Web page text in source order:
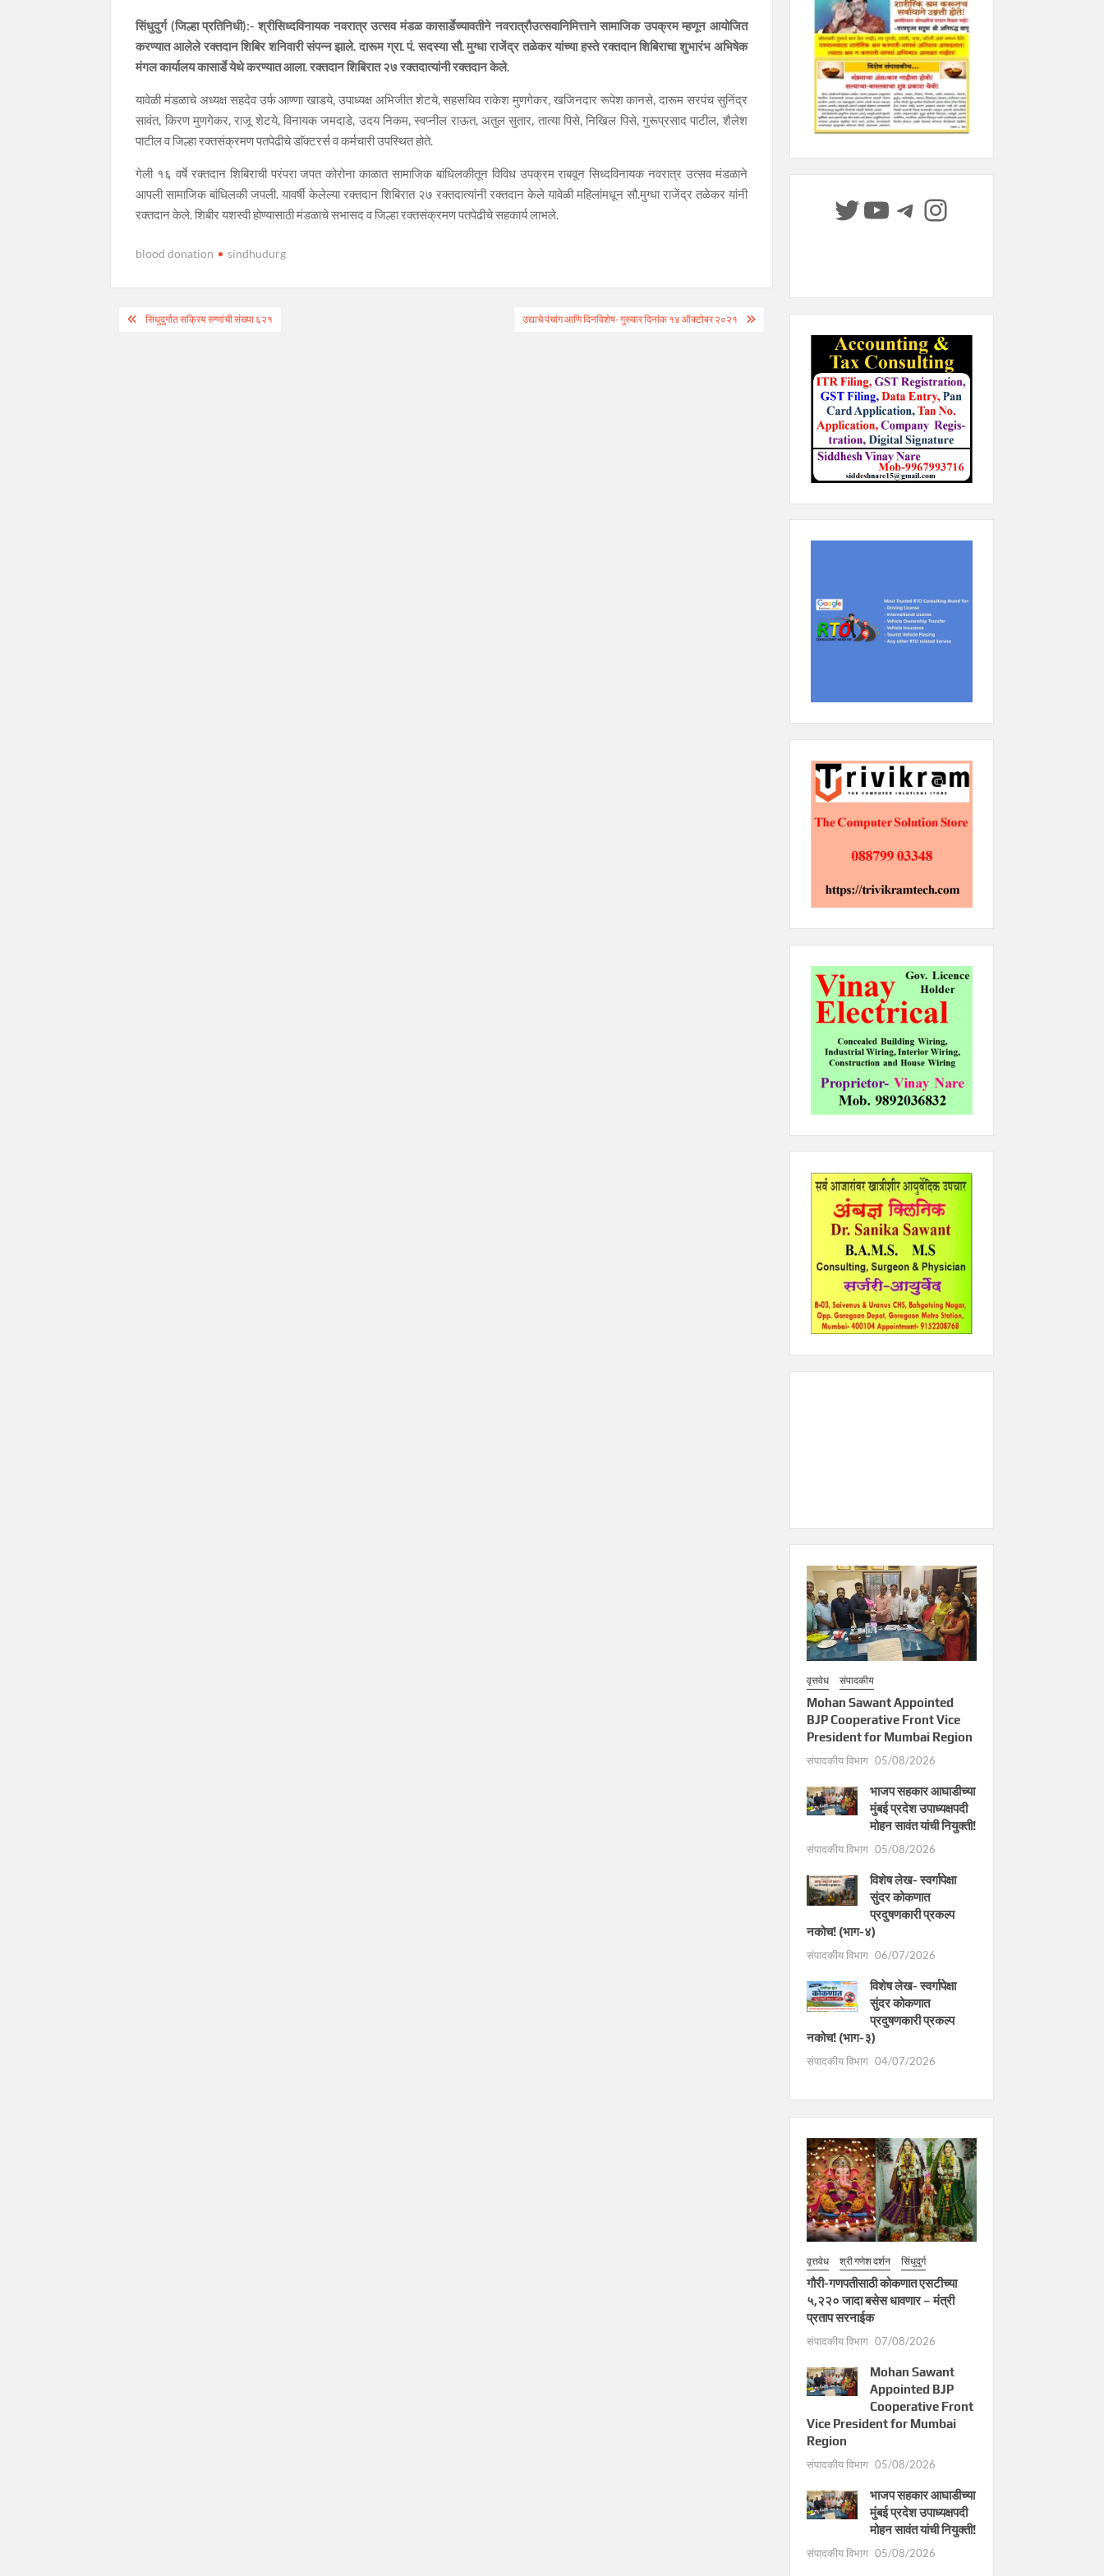
सिंधुदुर्ग (जिल्हा प्रतिनिधी):- श्रीसिध्दविनायक नवरात्र उत्सव मंडळ कासार्डेच्यावतीने नवरात्रौउत्सवानिमित्ताने सामाजिक उपक्रम म्हणून आयोजित
करण्यात आलेले रक्तदान शिबिर शनिवारी संपन्न झाले. दारूम ग्रा. पं. सदस्या सौ. मुग्धा राजेंद्र तळेकर यांच्या हस्ते रक्तदान शिबिराचा शुभारंभ अभिषेक
मंगल कार्यालय कासार्डे येथे करण्यात आला. रक्तदान शिबिरात २७ रक्तदात्यांनी रक्तदान केले.
यावेळी मंडळाचे अध्यक्ष सहदेव उर्फ आण्णा खाडये, उपाध्यक्ष अभिजीत शेटये, सहसचिव राकेश मुणगेकर, खजिनदार रूपेश कानसे, दारूम सरपंच सुनिंद्र
सावंत, किरण मुणगेकर, राजू शेटये, विनायक जमदाडे, उदय निकम, स्वप्नील राऊत, अतुल सुतार, तात्या पिसे, निखिल पिसे, गुरूप्रसाद पाटील, शैलेश
पाटील व जिल्हा रक्तसंक्रमण पतपेढीचे डाॅक्टरर्स व कर्मचारी उपस्थित होते.
गेली १६ वर्षे रक्तदान शिबिराची परंपरा जपत कोरोना काळात सामाजिक बांधिलकीतून विविध उपक्रम राबवून सिध्दविनायक नवरात्र उत्सव मंडळाने
आपली सामाजिक बांधिलकी जपली. यावर्षी केलेल्या रक्तदान शिबिरात २७ रक्तदात्यांनी रक्तदान केले यावेळी महिलांमधून सौ.मुग्धा राजेंद्र तळेकर यांनी
रक्तदान केले. शिबीर यशस्वी होण्यासाठी मंडळाचे सभासद व जिल्हा रक्तसंक्रमण पतपेढीचे सहकार्य लाभले.
blood donation sindhudurg
Postसिंधुदुर्गात सक्रिय रुग्णांची संख्या ६२१ उद्याचे पंचांग आणि दिनविशेष- गुरुवार दिनांक १४ ऑक्टोबर २०२१
Twitter
YouTube
Telegram
Instagram
वृत्तवेध संपादकीय
Mohan Sawant Appointed
BJP Cooperative Front Vice
President for Mumbai Region
संपादकीय विभाग 05/08/2026
भाजप सहकार आघाडीच्या
मुंबई प्रदेश उपाध्यक्षपदी
मोहन सावंत यांची नियुक्ती!
संपादकीय विभाग 05/08/2026
विशेष लेख- स्वर्गापेक्षा
सुंदर कोकणात
प्रदुषणकारी प्रकल्प
नकोच! (भाग-४)
संपादकीय विभाग 06/07/2026
विशेष लेख- स्वर्गापेक्षा
सुंदर कोकणात
प्रदुषणकारी प्रकल्प
नकोच! (भाग-३)
संपादकीय विभाग 04/07/2026
वृत्तवेध श्री गणेश दर्शन सिंधुदुर्ग
गौरी-गणपतीसाठी कोकणात एसटीच्या
५,२२० जादा बसेस धावणार – मंत्री
प्रताप सरनाईक
संपादकीय विभाग 07/08/2026
Mohan Sawant
Appointed BJP
Cooperative Front
Vice President for Mumbai
Region
संपादकीय विभाग 05/08/2026
भाजप सहकार आघाडीच्या
मुंबई प्रदेश उपाध्यक्षपदी
मोहन सावंत यांची नियुक्ती!
संपादकीय विभाग 05/08/2026